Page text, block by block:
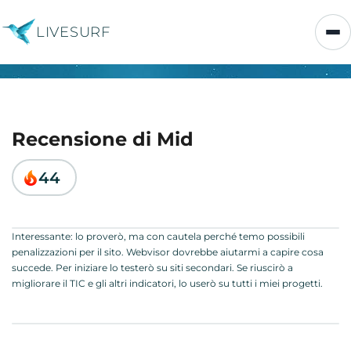
LIVESURF
Recensione di Mid
44
Interessante: lo proverò, ma con cautela perché temo possibili
penalizzazioni per il sito. Webvisor dovrebbe aiutarmi a capire cosa
succede. Per iniziare lo testerò su siti secondari. Se riuscirò a
migliorare il TIC e gli altri indicatori, lo userò su tutti i miei progetti.